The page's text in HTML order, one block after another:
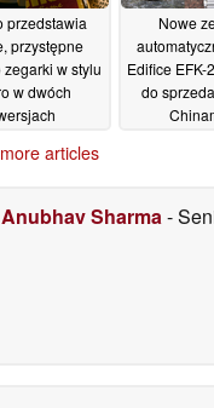
przedstawia
przystępne
w stylu
w dwóch
01/07/2026
Nowe
Edifice EFK-
do
articles
Anubhav Sharma-